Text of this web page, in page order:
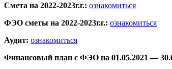
Смета на 2022-2023г.г.: ознакомиться
ФЭО сметы на 2022-2023г.г.: ознакомиться
Аудит: ознакомиться
Финансовый план с ФЭО на 01.05.2021 —